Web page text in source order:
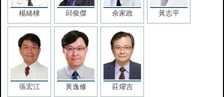
楊緒棣 邱俊傑 余家政 黃志平
張宏江 黃逸修 莊燿吉